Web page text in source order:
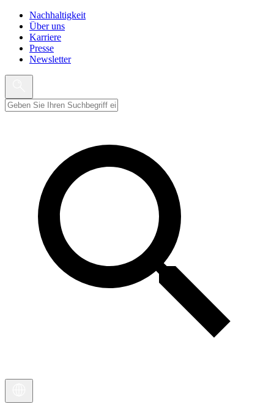
Nachhaltigkeit
Über uns
Karriere
Presse
Newsletter